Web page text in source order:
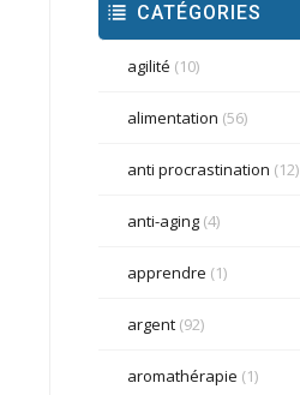
CATÉGORIES
agilité (10)
alimentation (56)
anti procrastination (12)
anti-aging(4)
apprendre (1)
argent(92)
aromathérapie (1)